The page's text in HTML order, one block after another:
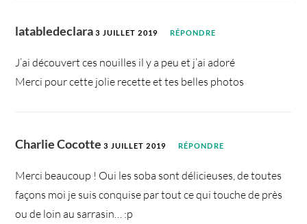
latabledeclara 3 JUILLET 2019 RÉPONDRE
J’ai découvert ces nouilles il y a peu et j’ai adoré
Merci pour cette jolie recette et tes belles photos
Charlie Cocotte 3 JUILLET 2019 RÉPONDRE
Merci beaucoup ! Oui les soba sont délicieuses, de toutes
façons moi je suis conquise par tout ce qui touche de près
ou de loin au sarrasin… :p